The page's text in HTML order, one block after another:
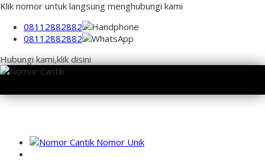
Klik nomor untuk langsung menghubungi kami
08112882882
08112882882
Hubungi kami,klik disini